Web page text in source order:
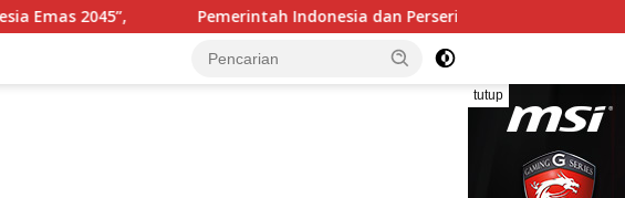
dan Perserikatan Bangsa-Bangsa Peringati Hari Dunia Anti
tutup